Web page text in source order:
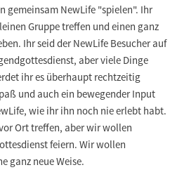
gemeinsam NewLife "spielen". Ihr
Gruppe treffen und einen ganz
Ihr seid der NewLife Besucher auf
aber viele Dinge
ihr es überhaupt rechtzeitig
und auch ein bewegender Input
wie ihr ihn noch nie erlebt habt.
Ort treffen, aber wir wollen
feiern. Wir wollen
ganz neue Weise.